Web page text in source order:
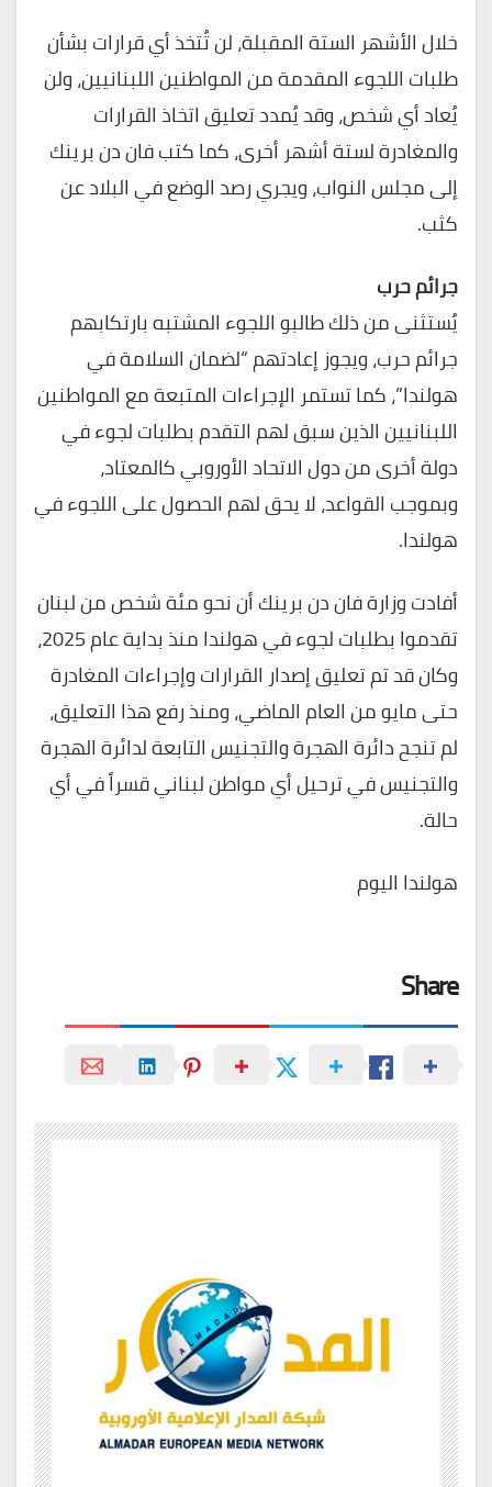
خلال الأشهر الستة المقبلة، لن تُتخذ أي قرارات بشأن
طلبات اللجوء المقدمة من المواطنين اللبنانيين، ولن
يُعاد أي شخص، وقد يُمدد تعليق اتخاذ القرارات
والمغادرة لستة أشهر أخرى، كما كتب فان دن برينك
إلى مجلس النواب، ويجري رصد الوضع في البلاد عن
كثب.
جرائم حرب
يُستثنى من ذلك طالبو اللجوء المشتبه بارتكابهم
جرائم حرب، ويجوز إعادتهم “لضمان السلامة في
هولندا”، كما تستمر الإجراءات المتبعة مع المواطنين
اللبنانيين الذين سبق لهم التقدم بطلبات لجوء في
دولة أخرى من دول الاتحاد الأوروبي كالمعتاد،
وبموجب القواعد، لا يحق لهم الحصول على اللجوء في
هولندا.
أفادت وزارة فان دن برينك أن نحو مئة شخص من لبنان
تقدموا بطلبات لجوء في هولندا منذ بداية عام 2025،
وكان قد تم تعليق إصدار القرارات وإجراءات المغادرة
حتى مايو من العام الماضي، ومنذ رفع هذا التعليق،
لم تنجح دائرة الهجرة والتجنيس التابعة لدائرة الهجرة
والتجنيس في ترحيل أي مواطن لبناني قسراً في أي
حالة.
هولندا اليوم
Share